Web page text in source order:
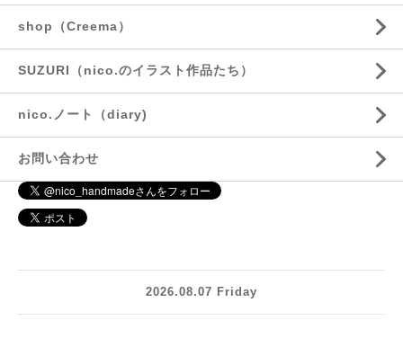
shop（Creema）
SUZURI（nico.のイラスト作品たち）
nico.ノート（diary)
お問い合わせ
2026.08.07 Friday